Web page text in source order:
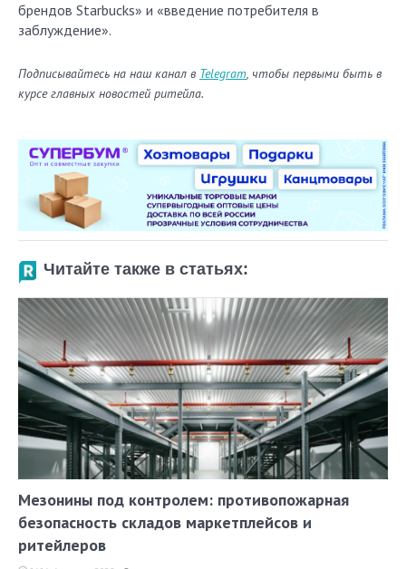
брендов Starbucks» и «введение потребителя в
заблуждение».
Подписывайтесь на наш канал в Telegram, чтобы первыми быть в
курсе главных новостей ритейла.
Читайте также в статьях:
Мезонины под контролем: противопожарная
безопасность складов маркетплейсов и
ритейлеров